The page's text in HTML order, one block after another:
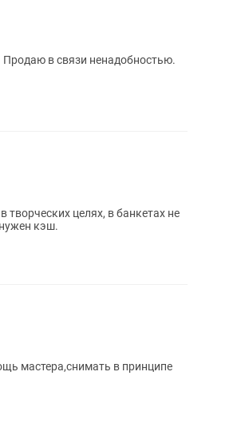
покупал в июне. Продаю в связи ненадобностью.
творческих целях, в банкетах не
кэш.
мастера,снимать в принципе